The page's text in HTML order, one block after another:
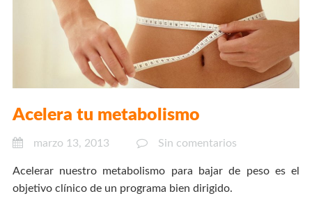
Acelera tu metabolismo
marzo 13, 2013 Sin comentarios
Acelerar nuestro metabolismo para bajar de peso es el
objetivo clínico de un programa bien dirigido.